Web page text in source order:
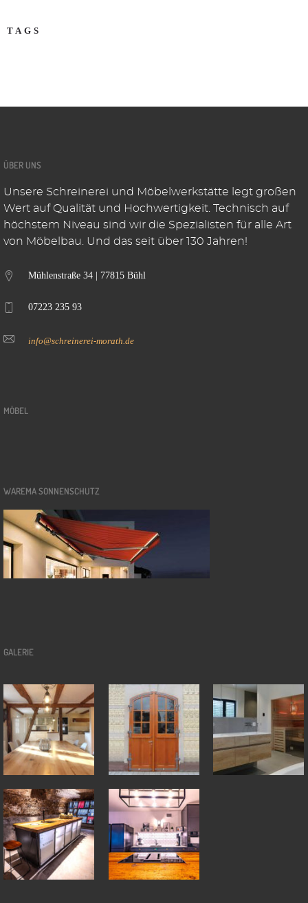
TAGS
ÜBER UNS
Unsere Schreinerei und Möbelwerkstätte legt großen
Wert auf Qualität und Hochwertigkeit. Technisch auf
höchstem Niveau sind wir die Spezialisten für alle Art
von Möbelbau. Und das seit über 130 Jahren!
Mühlenstraße 34 | 77815 Bühl
07223 235 93
info@schreinerei-morath.de
MÖBEL
WAREMA SONNENSCHUTZ
GALERIE